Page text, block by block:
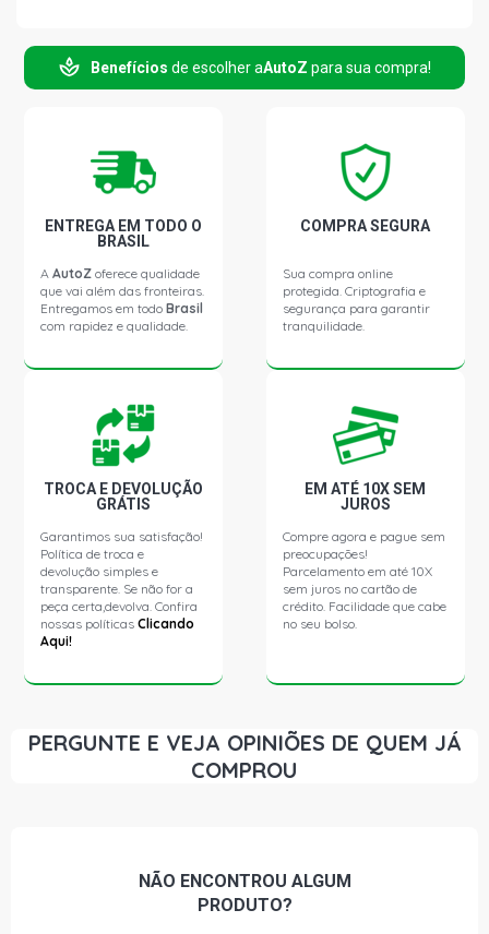
CIVIC LXL SEDAN 1.8 16V I-VTEC FLEX (2012 - 2012)
CIVIC LXS SEDAN 1.8 16V I-VTEC FLEX (2012 - 2012)
2015)
Benefícios de escolher aAutoZ para sua compra!
ENTREGA EM TODO O
BRASIL
AAutoZ oferece qualidade
que vai além das fronteiras.
Entregamos em todoBrasil
com rapidez e qualidade.
COMPRA SEGURA
Sua compra online
protegida. Criptografia e
segurança para garantir
tranquilidade.
TROCA E DEVOLUÇÃO
GRÁTIS
Garantimos sua satisfação!
Política de troca e
devolução simples e
transparente. Se não for a
peça certa,devolva. Confira
nossas políticasClicando
Aqui!
EM ATÉ 10X SEM
JUROS
Compre agora e pague sem
preocupações!
Parcelamento em até 10X
sem juros no cartão de
crédito. Facilidade que cabe
no seu bolso.
PERGUNTE E VEJA OPINIÕES DE QUEM JÁ
COMPROU
NÃO ENCONTROU ALGUM
PRODUTO?